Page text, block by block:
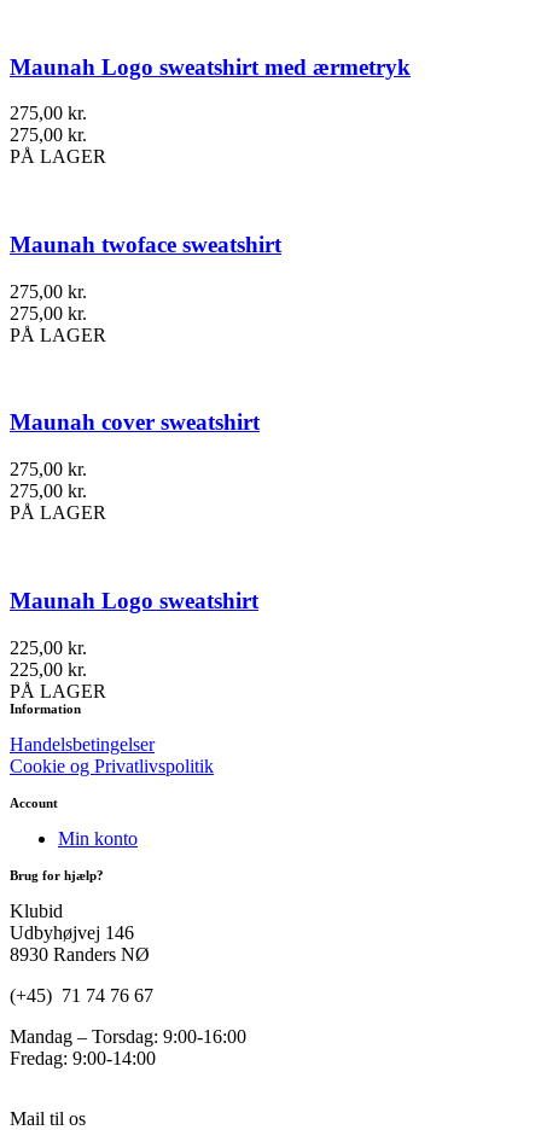
Maunah Logo sweatshirt med ærmetryk
275,00 kr.
275,00 kr.
PÅ LAGER
Maunah twoface sweatshirt
275,00 kr.
275,00 kr.
PÅ LAGER
Maunah cover sweatshirt
275,00 kr.
275,00 kr.
PÅ LAGER
Maunah Logo sweatshirt
225,00 kr.
225,00 kr.
PÅ LAGER
Information
Handelsbetingelser
Cookie og Privatlivspolitik
Account
Min konto
Brug for hjælp?
Klubid
Udbyhøjvej 146
8930 Randers NØ
(+45) 71 74 76 67
Mandag – Torsdag: 9:00-16:00
Fredag: 9:00-14:00
Mail til os